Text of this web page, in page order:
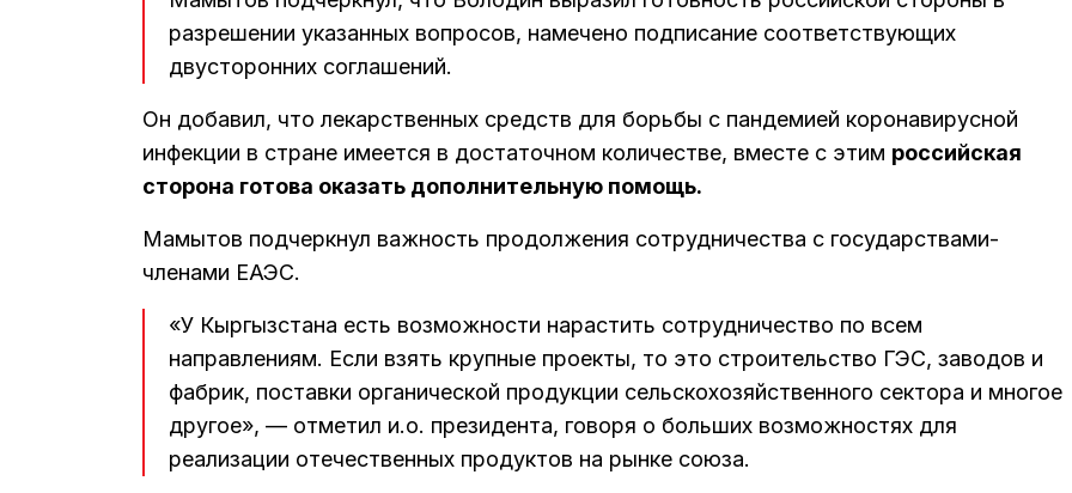
разрешении указанных вопросов, намечено подписание соответствующих
двусторонних соглашений.
Он добавил, что лекарственных средств для борьбы с пандемией коронавирусной
инфекции в стране имеется в достаточном количестве, вместе с этим российская
сторона готова оказать дополнительную помощь.
Мамытов подчеркнул важность продолжения сотрудничества с государствами-
членами ЕАЭС.
«У Кыргызстана есть возможности нарастить сотрудничество по всем
направлениям. Если взять крупные проекты, то это строительство ГЭС, заводов и
фабрик, поставки органической продукции сельскохозяйственного сектора и многое
другое», — отметил и.о. президента, говоря о больших возможностях для
реализации отечественных продуктов на рынке союза.